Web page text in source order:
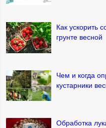
Как ускорить
грунте весной
Чем и когда
кустарники
Обработка